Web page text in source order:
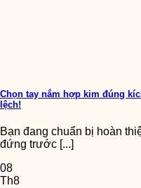
Chọn tay nắm hợp kim đúng
lệch!
Bạn đang chuẩn bị hoàn
đứng trước [...]
08
Th8